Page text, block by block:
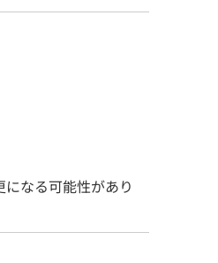
なる可能性があり